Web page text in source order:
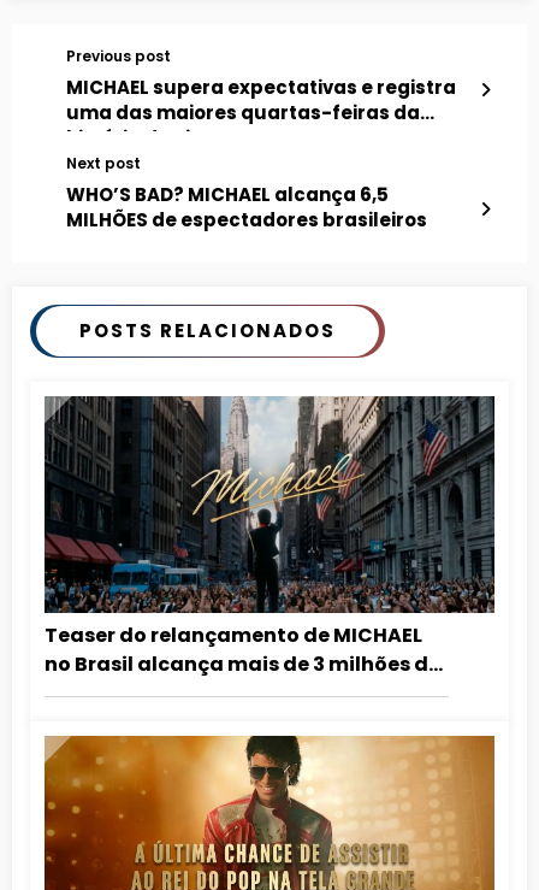
Previous post
MICHAEL supera expectativas e registra
uma das maiores quartas-feiras da
história do cinema nos EUA
Next post
WHO’S BAD? MICHAEL alcança 6,5
MILHÕES de espectadores brasileiros
POSTS RELACIONADOS
Teaser do relançamento de MICHAEL
no Brasil alcança mais de 3 milhões de
visualizações em 24 horas